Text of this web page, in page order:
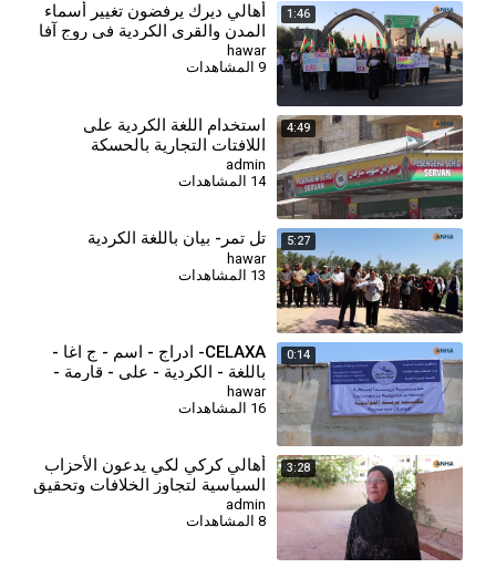
1:46
أهالي ديرك يرفضون تغيير أسماء
المدن والقرى الكردية في روج آفا
hawar
9 المشاهدات
4:49
⁣استخدام اللغة الكردية على
اللافتات التجارية بالحسكة
admin
14 المشاهدات
5:27 تل تمر- بيان باللغة الكردية
hawar
13 المشاهدات
0:14
CELAXA- ادراج - اسم - ج اغا -
باللغة - الكردية - على - قارمة -
بريد - بجل أغا (1)
hawar
16 المشاهدات
3:28
⁣أهالي كركي لكي يدعون الأحزاب
السياسية لتجاوز الخلافات وتحقيق
الوحدة الكردية
admin